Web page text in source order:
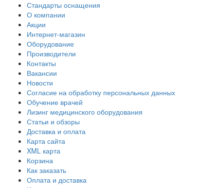
Стандарты оснащения
О компании
Акции
Интернет-магазин
Оборудование
Производители
Контакты
Вакансии
Новости
Согласие на обработку персональных данных
Обучение врачей
Лизинг медицинского оборудования
Статьи и обзоры
Доставка и оплата
Карта сайта
XML карта
Корзина
Как заказать
Оплата и доставка